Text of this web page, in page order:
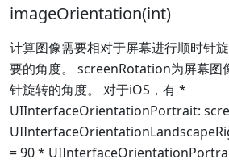
imageOrientation(int)
计算图像需要相对于屏幕进行顺时针
要的角度。 screenRotation为屏幕图
针旋转的角度。 对于iOS，有 *
UIInterfaceOrientationPortrait:
= 90 *